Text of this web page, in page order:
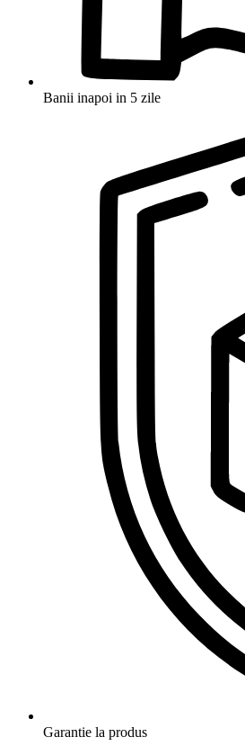
Banii inapoi in 5 zile
Garantie la produs